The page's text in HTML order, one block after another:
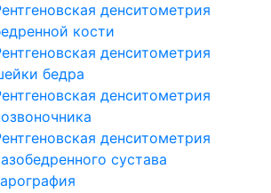
денситометрия
кости
денситометрия
бедра
денситометрия
денситометрия
сустава